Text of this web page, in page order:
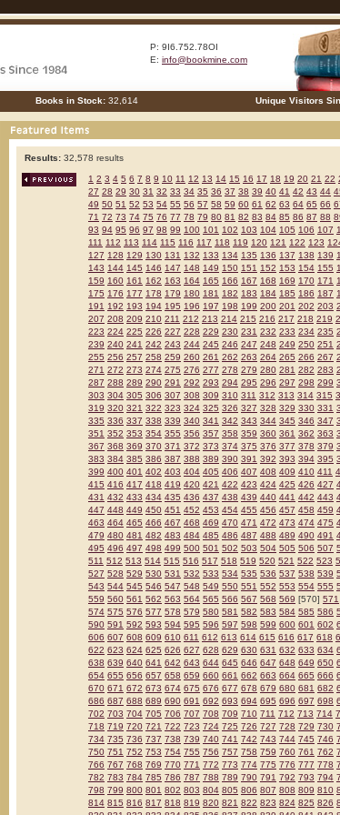
P: 9I6.752.78OI
E: info@bookmine.com
Books in Stock: 32,614 Unique Visitors
Results: 32,578 results
1 2 3 4 5 6 7 8 9 10 11 12 13 14 15 16 17 18 19 20 21 22
27 28 29 30 31 32 33 34 35 36 37 38 39 40 41 42 43 44
49 50 51 52 53 54 55 56 57 58 59 60 61 62 63 64 65 66
71 72 73 74 75 76 77 78 79 80 81 82 83 84 85 86 87 88
93 94 95 96 97 98 99 100 101 102 103 104 105 106 107
111 112 113 114 115 116 117 118 119 120 121 122 123
127 128 129 130 131 132 133 134 135 136 137 138 139
143 144 145 146 147 148 149 150 151 152 153 154 155
159 160 161 162 163 164 165 166 167 168 169 170 171
175 176 177 178 179 180 181 182 183 184 185 186 187
191 192 193 194 195 196 197 198 199 200 201 202 203
207 208 209 210 211 212 213 214 215 216 217 218 219
223 224 225 226 227 228 229 230 231 232 233 234 235
239 240 241 242 243 244 245 246 247 248 249 250 251
255 256 257 258 259 260 261 262 263 264 265 266 267
271 272 273 274 275 276 277 278 279 280 281 282 283
287 288 289 290 291 292 293 294 295 296 297 298 299
303 304 305 306 307 308 309 310 311 312 313 314 315
319 320 321 322 323 324 325 326 327 328 329 330 331
335 336 337 338 339 340 341 342 343 344 345 346 347
351 352 353 354 355 356 357 358 359 360 361 362 363
367 368 369 370 371 372 373 374 375 376 377 378 379
383 384 385 386 387 388 389 390 391 392 393 394 395
399 400 401 402 403 404 405 406 407 408 409 410 411
415 416 417 418 419 420 421 422 423 424 425 426 427
431 432 433 434 435 436 437 438 439 440 441 442 443
447 448 449 450 451 452 453 454 455 456 457 458 459
463 464 465 466 467 468 469 470 471 472 473 474 475
479 480 481 482 483 484 485 486 487 488 489 490 491
495 496 497 498 499 500 501 502 503 504 505 506 507
511 512 513 514 515 516 517 518 519 520 521 522 523
527 528 529 530 531 532 533 534 535 536 537 538 539
543 544 545 546 547 548 549 550 551 552 553 554 555
559 560 561 562 563 564 565 566 567 568 569 [570] 571
574 575 576 577 578 579 580 581 582 583 584 585 586
590 591 592 593 594 595 596 597 598 599 600 601 602
606 607 608 609 610 611 612 613 614 615 616 617 618
622 623 624 625 626 627 628 629 630 631 632 633 634
638 639 640 641 642 643 644 645 646 647 648 649 650
654 655 656 657 658 659 660 661 662 663 664 665 666
670 671 672 673 674 675 676 677 678 679 680 681 682
686 687 688 689 690 691 692 693 694 695 696 697 698
702 703 704 705 706 707 708 709 710 711 712 713 714
718 719 720 721 722 723 724 725 726 727 728 729 730
734 735 736 737 738 739 740 741 742 743 744 745 746
750 751 752 753 754 755 756 757 758 759 760 761 762
766 767 768 769 770 771 772 773 774 775 776 777 778
782 783 784 785 786 787 788 789 790 791 792 793 794
798 799 800 801 802 803 804 805 806 807 808 809 810
814 815 816 817 818 819 820 821 822 823 824 825 826